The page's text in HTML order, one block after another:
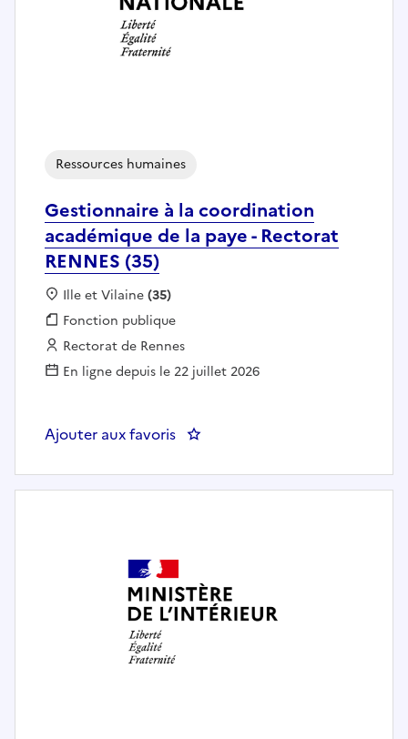
Gestionnaire à la coordination
académique de la paye - Rectorat
RENNES (35)
Ressources humaines
Localisation :
Ille et Vilaine(35)
Fonction publique :
Fonction publique
Employeur :
Rectorat de Rennes
En ligne depuis le 22 juillet 2026
Ajouter aux favoris : Gestionnaire à la coordination